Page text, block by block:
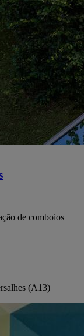
de comboios
(A13)